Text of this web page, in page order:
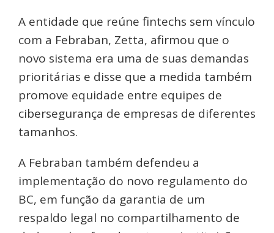
A entidade que reúne fintechs sem vínculo
com a Febraban, Zetta, afirmou que o
novo sistema era uma de suas demandas
prioritárias e disse que a medida também
promove equidade entre equipes de
cibersegurança de empresas de diferentes
tamanhos.
A Febraban também defendeu a
implementação do novo regulamento do
BC, em função da garantia de um
respaldo legal no compartilhamento de